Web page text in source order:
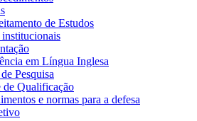
de Estudos
institucionais
em Língua Inglesa
Pesquisa
de Qualificação
e normas para a defesa